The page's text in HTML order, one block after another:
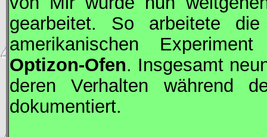
gearbeitet. So arbeitete
amerikanischen
Optizon-Ofen. Insgesamt
deren Verhalten während
dokumentiert.